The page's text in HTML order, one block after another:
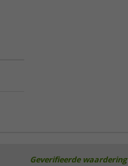
Geverifieerde waardering